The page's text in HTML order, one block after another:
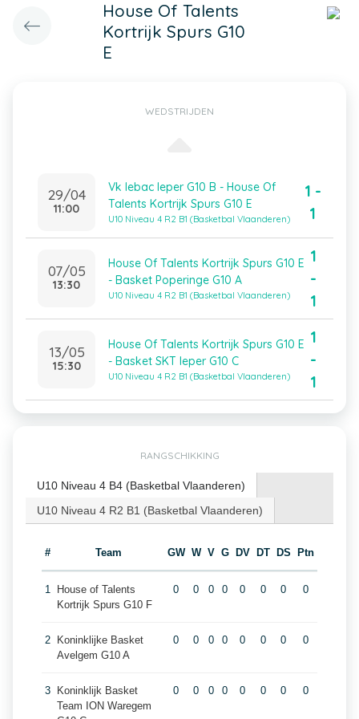
House Of Talents
Kortrijk Spurs G10
E
WEDSTRIJDEN
29/04
11:00
Vk Iebac Ieper G10 B - House Of
Talents Kortrijk Spurs G10 E
U10 Niveau 4 R2 B1 (Basketbal Vlaanderen)
1 -
1
07/05
13:30
House Of Talents Kortrijk Spurs G10 E
- Basket Poperinge G10 A
U10 Niveau 4 R2 B1 (Basketbal Vlaanderen)
1
-
1
13/05
15:30
House Of Talents Kortrijk Spurs G10 E
- Basket SKT Ieper G10 C
U10 Niveau 4 R2 B1 (Basketbal Vlaanderen)
1
-
1
RANGSCHIKKING
U10 Niveau 4 B4 (Basketbal Vlaanderen)
U10 Niveau 4 R2 B1 (Basketbal Vlaanderen)
# Team GW W V G DV DT DS Ptn
1
House of Talents
Kortrijk Spurs G10 F
0 0 0 0 0 0 0 0
2
Koninklijke Basket
Avelgem G10 A
0 0 0 0 0 0 0 0
3
Koninklijk Basket
Team ION Waregem
0 0 0 0 0 0 0 0